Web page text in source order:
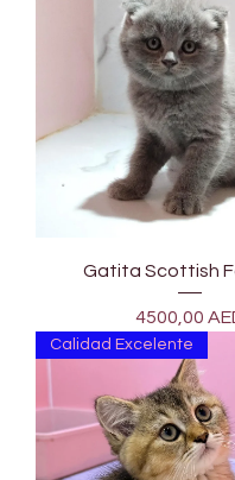
Gatita Scottish
Precio
4500,00
Calidad Excelente